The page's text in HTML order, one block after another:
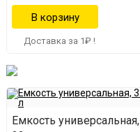
Доставка за 1₽ !
Емкость универсальная,